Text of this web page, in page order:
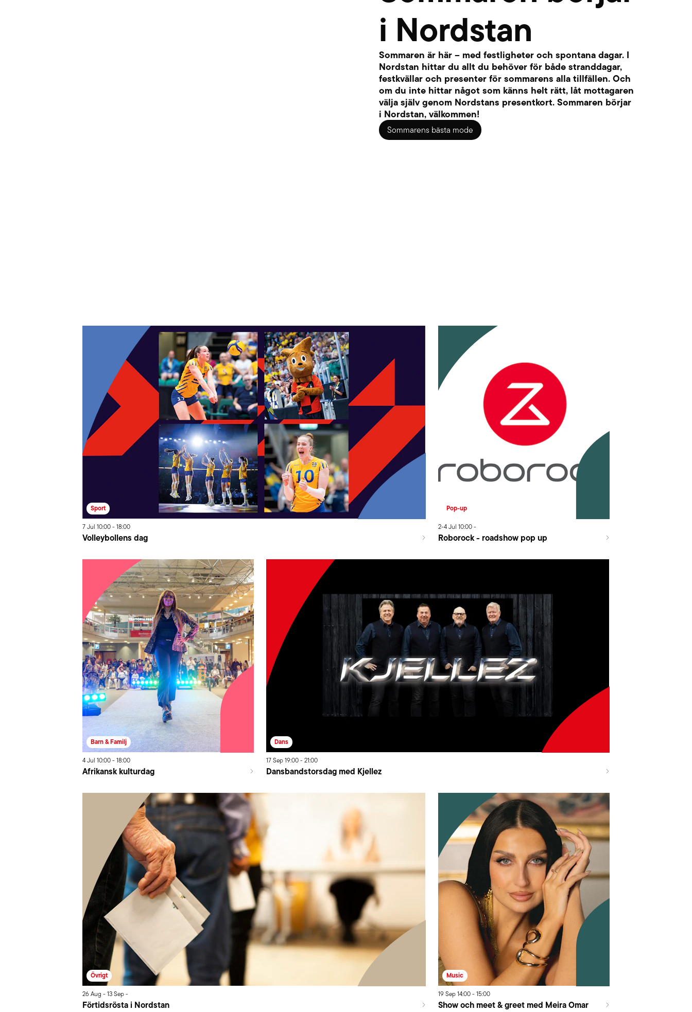
i Nordstan
Sommaren är här – med festligheter och spontana dagar. I
Nordstan hittar du allt du behöver för både stranddagar,
festkvällar och presenter för sommarens alla tillfällen. Och
om du inte hittar något som känns helt rätt, låt mottagaren
välja själv genom Nordstans presentkort. Sommaren börjar
i Nordstan, välkommen!
Sommarens bästa mode
Sport
7Jul 10:00-18:00
Volleybollens dag
Pop-up
2-4Jul 10:00-
Roborock - roadshow pop up
Barn & Familj
4Jul 10:00-18:00
Afrikansk kulturdag
Dans
17Sep19:00-21:00
Dansbandstorsdag med Kjellez
Övrigt
26 Aug -13Sep-
Förtidsrösta i Nordstan
Music
19 Sep14:00-15:00
Show och meet & greet med Meira Omar